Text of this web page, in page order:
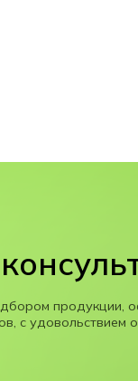
продукции,
с удовольствием